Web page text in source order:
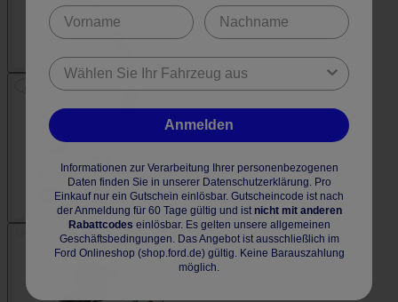
Anmelden
Informationen zur Verarbeitung Ihrer personenbezogenen
Daten finden Sie in unserer Datenschutzerklärung. Pro
Einkauf nur ein Gutschein einlösbar. Gutscheincode ist nach
der Anmeldung für 60 Tage gültig und ist nicht mit anderen
Rabattcodes einlösbar. Es gelten unsere allgemeinen
Geschäftsbedingungen. Das Angebot ist ausschließlich im
Ford Onlineshop (shop.ford.de) gültig. Keine Barauszahlung
möglich.